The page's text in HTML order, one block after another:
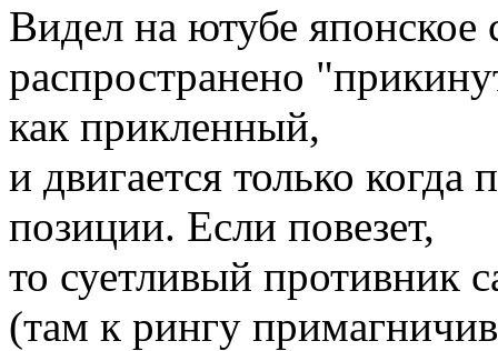
Видел на ютубе японское
распространено
как прикленный,
и двигается только
позиции. Если повезет,
то суетливый противник
(там к рингу